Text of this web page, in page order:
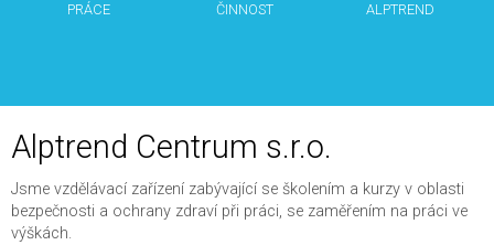
PRÁCE
ČINNOST
ALPTREND
Alptrend Centrum s.r.o.
Jsme vzdělávací zařízení zabývající se školením a kurzy v oblasti
bezpečnosti a ochrany zdraví při práci, se zaměřením na práci ve
výškách.